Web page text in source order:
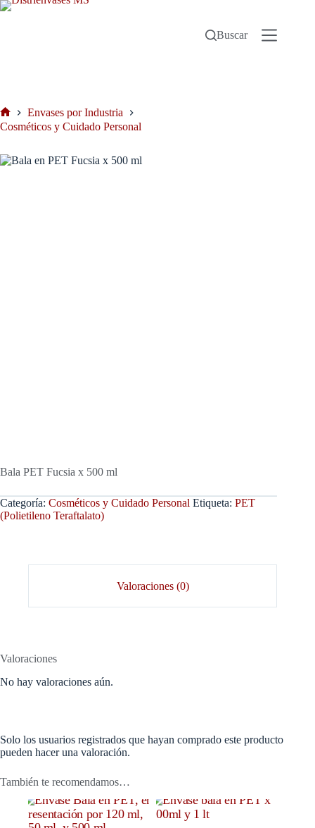
Buscar
Envases por Industria
Cosméticos y Cuidado Personal
Bala PET Fucsia x 500 ml
Categoría: Cosméticos y Cuidado Personal Etiqueta: PET
(Polietileno Teraftalato)
Valoraciones (0)
Valoraciones
No hay valoraciones aún.
Solo los usuarios registrados que hayan comprado este producto
pueden hacer una valoración.
También te recomendamos…